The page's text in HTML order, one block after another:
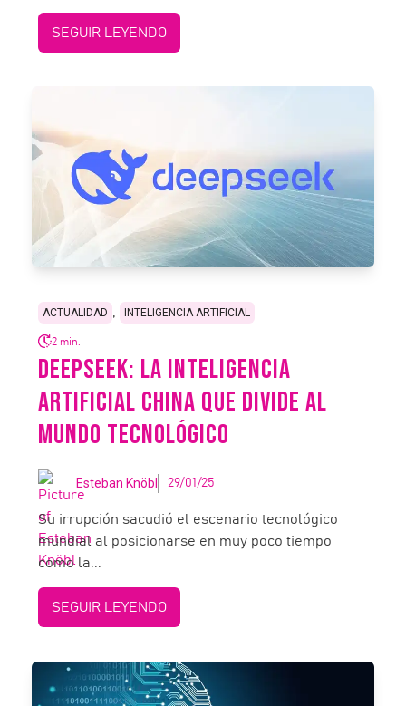
SEGUIR LEYENDO
ACTUALIDAD , INTELIGENCIA ARTIFICIAL
2 min.
DEEPSEEK: LA INTELIGENCIA
ARTIFICIAL CHINA QUE DIVIDE AL
MUNDO TECNOLÓGICO
Esteban Knöbl 29/01/25
Su irrupción sacudió el escenario tecnológico
mundial al posicionarse en muy poco tiempo
como la...
SEGUIR LEYENDO